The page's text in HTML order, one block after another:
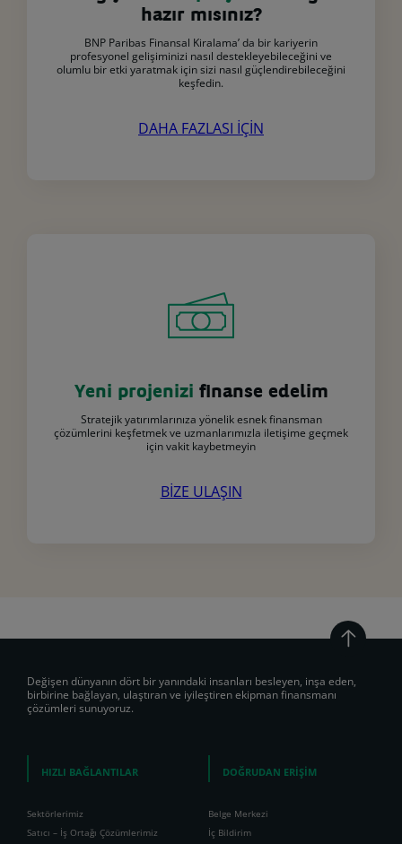
hazır mısınız?
BNP Paribas Finansal Kiralama’ da bir kariyerin
profesyonel gelişiminizi nasıl destekleyebileceğini ve
olumlu bir etki yaratmak için sizi nasıl güçlendirebileceğini
keşfedin.
DAHA FAZLASI İÇİN
Yeni projenizi finanse edelim
Stratejik yatırımlarınıza yönelik esnek finansman
çözümlerini keşfetmek ve uzmanlarımızla iletişime geçmek
için vakit kaybetmeyin
BİZE ULAŞIN
Değişen dünyanın dört bir yanındaki insanları besleyen, inşa eden,
birbirine bağlayan, ulaştıran ve iyileştiren ekipman finansmanı
çözümleri sunuyoruz.
HIZLI BAĞLANTILAR
Sektörlerimiz
Satıcı – İş Ortağı Çözümlerimiz
DOĞRUDAN ERİŞİM
Belge Merkezi
İç Bildirim